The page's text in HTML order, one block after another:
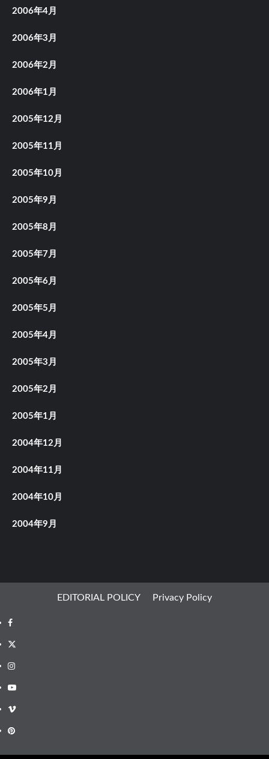
2006年4月
2006年3月
2006年2月
2006年1月
2005年12月
2005年11月
2005年10月
2005年9月
2005年8月
2005年7月
2005年6月
2005年5月
2005年4月
2005年3月
2005年2月
2005年1月
2004年12月
2004年11月
2004年10月
2004年9月
EDITORIAL POLICY Privacy Policy
Facebook
X
Instagram
Youtube
Vimeo
Pinterest